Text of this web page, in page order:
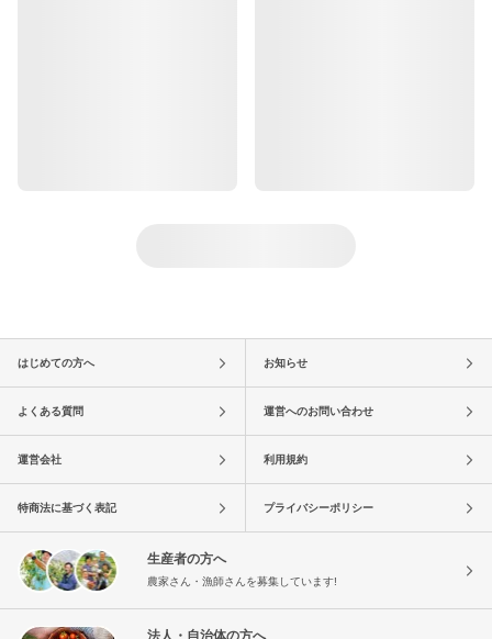
はじめての方へ お知らせ
よくある質問 運営へのお問い合わせ
運営会社 利用規約
特商法に基づく表記 プライバシーポリシー
生産者の方へ
農家さん・漁師さんを募集しています!
法人・自治体の方へ